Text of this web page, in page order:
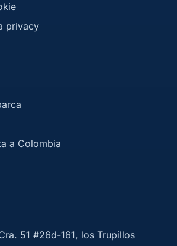
privacy
a Colombia
51 #26d-161, los Trupillos